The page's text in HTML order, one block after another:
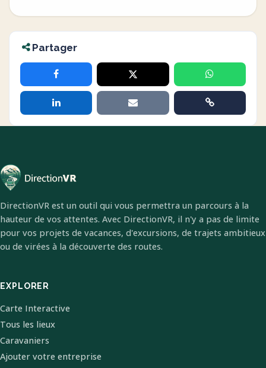
Partager
DirectionVR est un outil qui vous permettra un parcours à la
hauteur de vos attentes. Avec DirectionVR, il n'y a pas de limite
pour vos projets de vacances, d'excursions, de trajets ambitieux
ou de virées à la découverte des routes.
EXPLORER
Carte Interactive
Tous les lieux
Caravaniers
Ajouter votre entreprise